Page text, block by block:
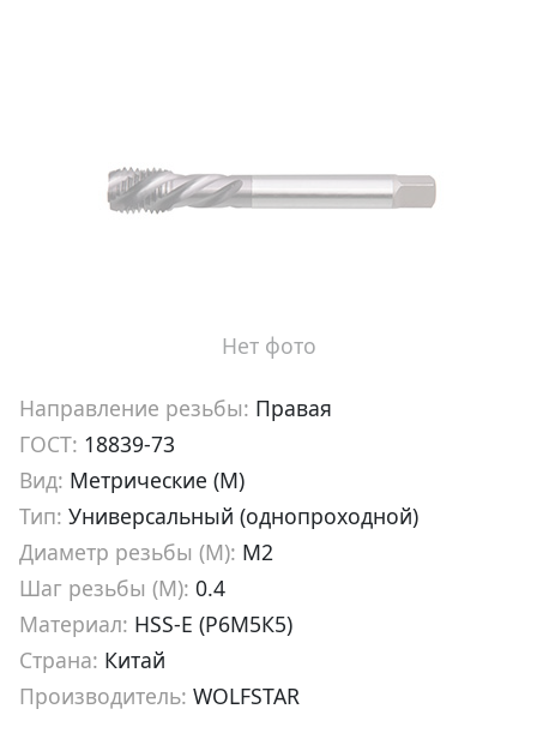
Нет фото
Направление резьбы: Правая
ГОСТ: 18839-73
Вид: Метрические (М)
Тип: Универсальный (однопроходной)
Диаметр резьбы (М): М2
Шаг резьбы (М): 0.4
Материал: HSS-E (Р6М5К5)
Страна: Китай
Производитель: WOLFSTAR